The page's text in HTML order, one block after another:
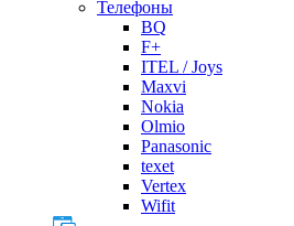
Телефоны
BQ
F+
ITEL / Joys
Maxvi
Nokia
Olmio
Panasonic
texet
Vertex
Wifit